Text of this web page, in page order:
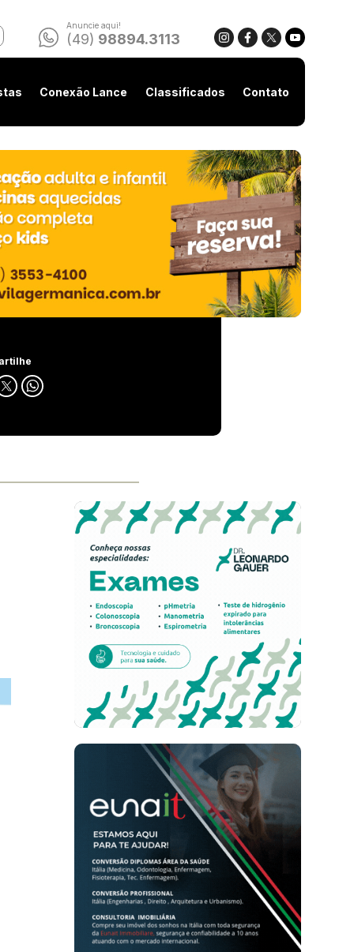
Anuncie aqui!
(49) 98894.3113
Conexão Lance Classificados Contato